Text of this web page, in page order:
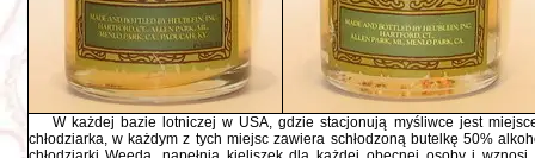
W każdej bazie lotniczej w USA, gdzie stacjonują myśliwce jest
chłodziarka, w każdym z tych miejsc zawiera schłodzoną butelkę 50%